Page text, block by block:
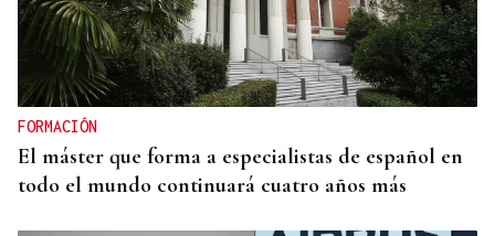
FORMACIÓN
El máster que forma a especialistas de español en
todo el mundo continuará cuatro años más